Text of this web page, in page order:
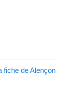
fiche de Alençon